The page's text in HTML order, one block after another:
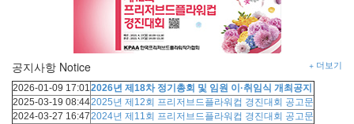
공지사항 Notice + 더보기
2026-01-09 17:012026년 제18차 정기총회 및 임원 이·취임식 개최공지
2025-03-19 08:442025년 제12회 프리저브드플라워컵 경진대회 공고문
2024-03-27 16:472024년 제11회 프리저브드플라워컵 경진대회 공고문